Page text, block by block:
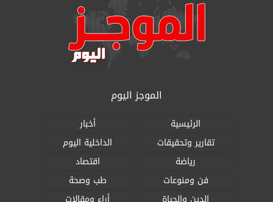
الموجز اليوم
الرئيسية
أخبار
تقارير وتحقيقات
الداخلية اليوم
رياضة
اقتصاد
فن ومنوعات
طب وصحة